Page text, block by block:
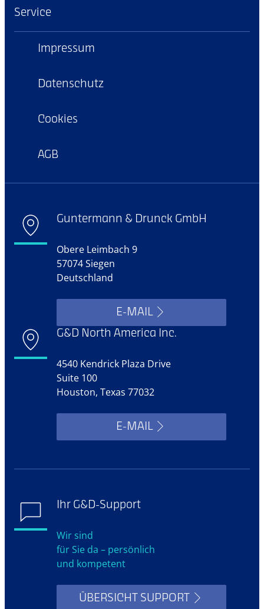
Service
Impressum
Datenschutz
Cookies
AGB
Guntermann & Drunck GmbH
Obere Leimbach 9
57074 Siegen
Deutschland
E-MAIL
G&D North America Inc.
4540 Kendrick Plaza Drive
Suite 100
Houston, Texas 77032
E-MAIL
Ihr G&D-Support
Wir sind
für Sie da – persönlich
und kompetent
ÜBERSICHT SUPPORT